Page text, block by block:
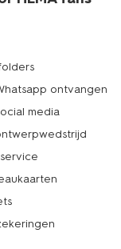
ontvangen
media